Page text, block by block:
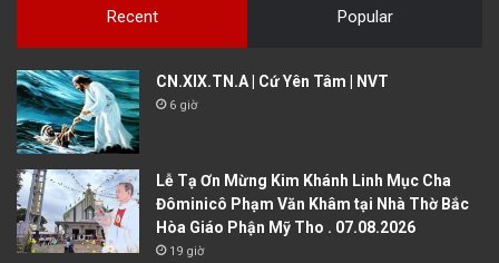
Recent Popular
CN.XIX.TN.A | Cứ Yên Tâm | NVT
6 giờ
Lễ Tạ Ơn Mừng Kim Khánh Linh Mục Cha
Đôminicô Phạm Văn Khâm tại Nhà Thờ Bắc
Hòa Giáo Phận Mỹ Tho . 07.08.2026
19 giờ